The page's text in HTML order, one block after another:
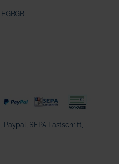
Paypal, SEPA Lastschrift,